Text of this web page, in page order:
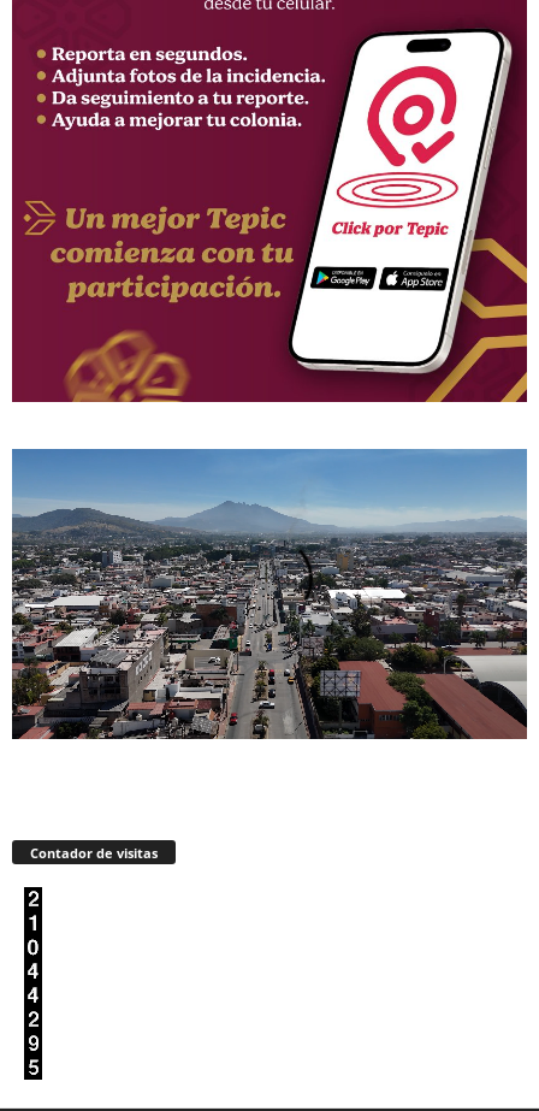
Contador de visitas